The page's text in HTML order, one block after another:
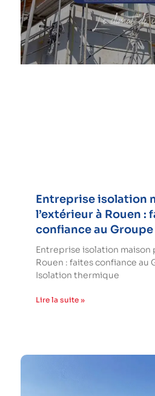
Entreprise isolation
l’extérieur à Rouen :
confiance au Groupe
Entreprise isolation maison
Rouen : faites confiance au
Isolation thermique
Lire la suite »